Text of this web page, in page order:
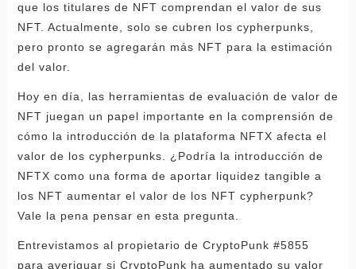
que los titulares de NFT comprendan el valor de sus
NFT. Actualmente, solo se cubren los cypherpunks,
pero pronto se agregarán más NFT para la estimación
del valor.
Hoy en día, las herramientas de evaluación de valor de
NFT juegan un papel importante en la comprensión de
cómo la introducción de la plataforma NFTX afecta el
valor de los cypherpunks. ¿Podría la introducción de
NFTX como una forma de aportar liquidez tangible a
los NFT aumentar el valor de los NFT cypherpunk?
Vale la pena pensar en esta pregunta.
Entrevistamos al propietario de CryptoPunk #5855
para averiguar si CryptoPunk ha aumentado su valor